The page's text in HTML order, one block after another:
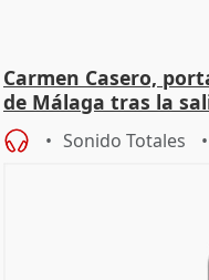
Carmen Casero,
de Málaga tras la
Sonido Totales